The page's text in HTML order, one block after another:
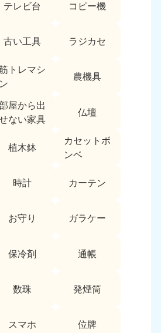
テレビ台 コピー機
古い工具 ラジカセ
トレマシ
ン
農機具
屋から出
ない家具
仏壇
植木鉢
カセットボ
ンベ
時計 カーテン
お守り ガラケー
保冷剤 通帳
数珠 発煙筒
スマホ 位牌
休
四国
休
050-1880-9898
9:00〜19:00 年中無休
休
高知県
050-1880-9897
休
佐賀県
9:00〜19:00 年中無休
050-1880-9889
宮崎県